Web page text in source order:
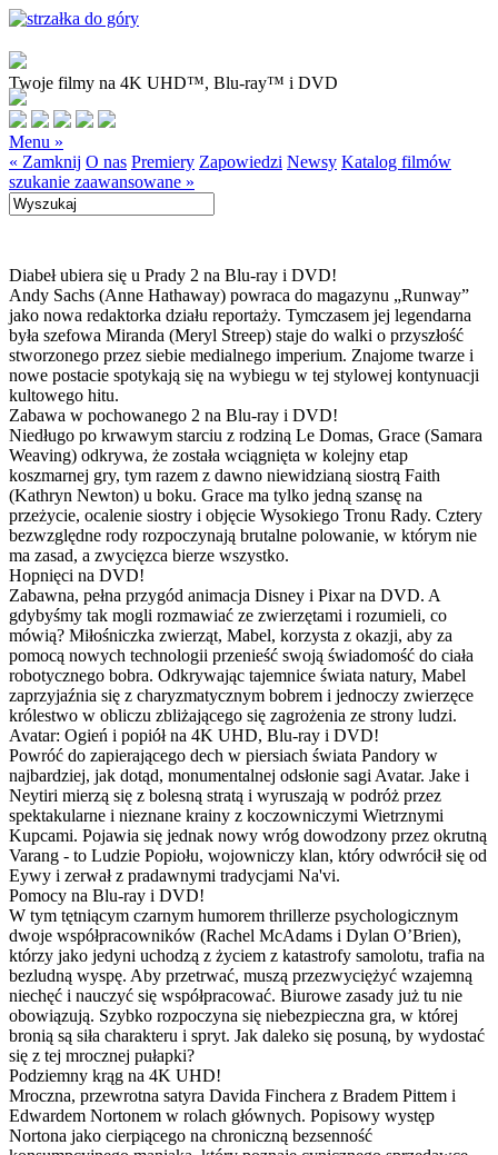
Twoje filmy na 4K UHD™, Blu-ray™ i DVD
Menu »
« Zamknij O nas Premiery Zapowiedzi Newsy Katalog filmów
szukanie zaawansowane »
Diabeł ubiera się u Prady 2 na Blu-ray i DVD!
Andy Sachs (Anne Hathaway) powraca do magazynu „Runway”
jako nowa redaktorka działu reportaży. Tymczasem jej legendarna
była szefowa Miranda (Meryl Streep) staje do walki o przyszłość
stworzonego przez siebie medialnego imperium. Znajome twarze i
nowe postacie spotykają się na wybiegu w tej stylowej kontynuacji
kultowego hitu.
Zabawa w pochowanego 2 na Blu-ray i DVD!
Niedługo po krwawym starciu z rodziną Le Domas, Grace (Samara
Weaving) odkrywa, że została wciągnięta w kolejny etap
koszmarnej gry, tym razem z dawno niewidzianą siostrą Faith
(Kathryn Newton) u boku. Grace ma tylko jedną szansę na
przeżycie, ocalenie siostry i objęcie Wysokiego Tronu Rady. Cztery
bezwzględne rody rozpoczynają brutalne polowanie, w którym nie
ma zasad, a zwycięzca bierze wszystko.
Hopnięci na DVD!
Zabawna, pełna przygód animacja Disney i Pixar na DVD. A
gdybyśmy tak mogli rozmawiać ze zwierzętami i rozumieli, co
mówią? Miłośniczka zwierząt, Mabel, korzysta z okazji, aby za
pomocą nowych technologii przenieść swoją świadomość do ciała
robotycznego bobra. Odkrywając tajemnice świata natury, Mabel
zaprzyjaźnia się z charyzmatycznym bobrem i jednoczy zwierzęce
królestwo w obliczu zbliżającego się zagrożenia ze strony ludzi.
Avatar: Ogień i popiół na 4K UHD, Blu-ray i DVD!
Powróć do zapierającego dech w piersiach świata Pandory w
najbardziej, jak dotąd, monumentalnej odsłonie sagi Avatar. Jake i
Neytiri mierzą się z bolesną stratą i wyruszają w podróż przez
spektakularne i nieznane krainy z koczowniczymi Wietrznymi
Kupcami. Pojawia się jednak nowy wróg dowodzony przez okrutną
Varang - to Ludzie Popiołu, wojowniczy klan, który odwrócił się od
Eywy i zerwał z pradawnymi tradycjami Na'vi.
Pomocy na Blu-ray i DVD!
W tym tętniącym czarnym humorem thrillerze psychologicznym
dwoje współpracowników (Rachel McAdams i Dylan O’Brien),
którzy jako jedyni uchodzą z życiem z katastrofy samolotu, trafia na
bezludną wyspę. Aby przetrwać, muszą przezwyciężyć wzajemną
niechęć i nauczyć się współpracować. Biurowe zasady już tu nie
obowiązują. Szybko rozpoczyna się niebezpieczna gra, w której
bronią są siła charakteru i spryt. Jak daleko się posuną, by wydostać
się z tej mrocznej pułapki?
Podziemny krąg na 4K UHD!
Mroczna, przewrotna satyra Davida Finchera z Bradem Pittem i
Edwardem Nortonem w rolach głównych. Popisowy występ
Nortona jako cierpiącego na chroniczną bezsenność